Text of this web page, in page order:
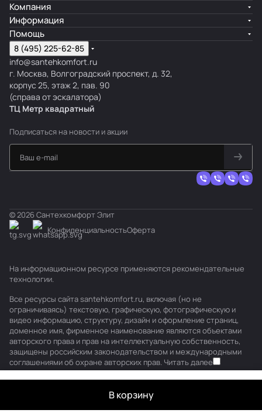
В корзину
Компания
Информация
Помощь
8 (495) 225-62-85
info@santehkomfort.ru
г. Москва, Волгоградский проспект, д. 32,
корпус 25, этаж 2, пав. 90
(справа от эскалатора)
ТЦ Метр квадратный
Подписаться на новости и акции
© 2026 Сантехкомфорт Элит
КонфиденциальностьОферта
На информационном ресурсе применяются рекомендательные
технологии.
Все ресурсы сайта santehkomfort.ru, включая (но не
ограничиваясь) текстовую, графическую, фотографическую и
видео информацию, структуру, дизайн и оформление страниц,
доменное имя, фирменное наименование являются объектами
авторского права и прав на интеллектуальную собственность,
защищены российским законодательством и международными
соглашениями об охране авторских прав. Читать далее